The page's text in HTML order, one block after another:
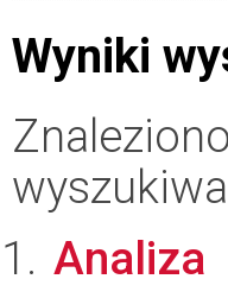
Wyniki
Analiza